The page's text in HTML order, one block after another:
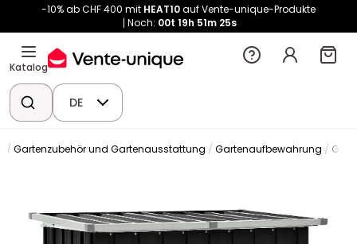
-10% ab CHF 400 mit HEAT10auf Vente-unique-Produkte
Noch: 00t 19h 51m 24s
Katalog
DE
Gartenzubehör und Gartenausstattung Gartenaufbewahrung